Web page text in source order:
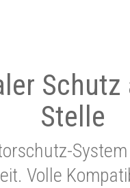
Schutz
Stelle
Volle